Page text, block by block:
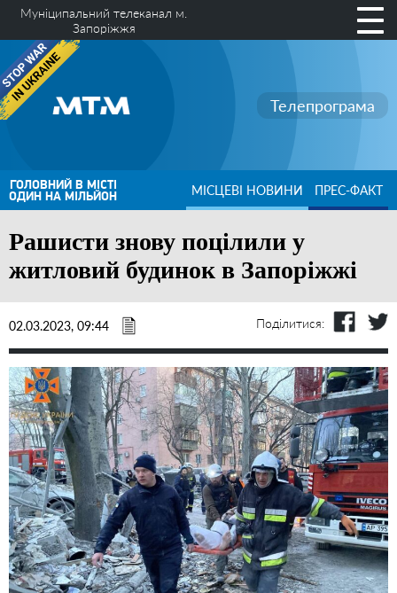
Муніципальний телеканал м.
Запоріжжя
Телепрограма
ГОЛОВНИЙ В МІСТІ
ОДИН НА МІЛЬЙОН МІСЦЕВІ НОВИНИ ПРЕС-ФАКТ
Рашисти знову поцілили у
житловий будинок в Запоріжжі
02.03.2023, 09:44 Поділитися: